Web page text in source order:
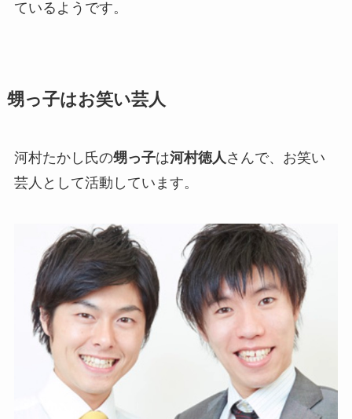
ているようです。
甥っ子はお笑い芸人
河村たかし氏の甥っ子は河村徳人さんで、お笑い
芸人として活動しています。